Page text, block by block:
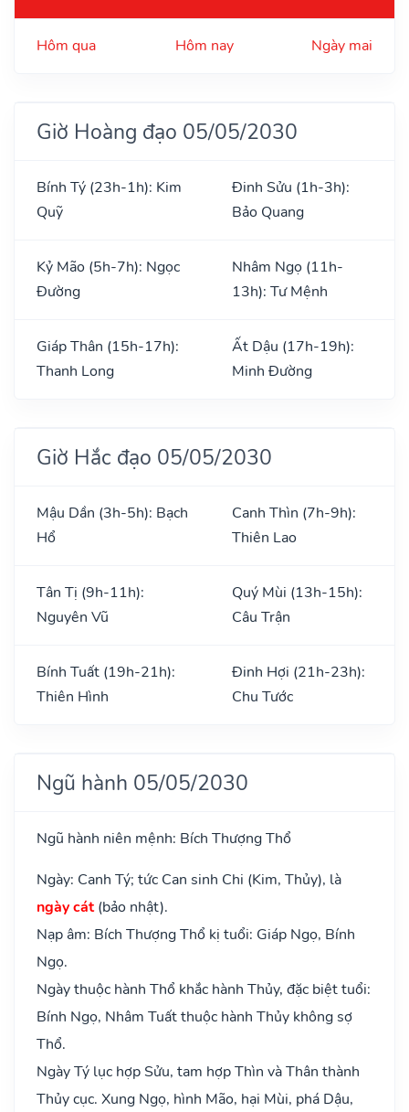
Hôm qua Hôm nay Ngày mai
Giờ Hoàng đạo 05/05/2030
Bính Tý (23h-1h): Kim
Quỹ
Đinh Sửu (1h-3h):
Bảo Quang
Kỷ Mão (5h-7h): Ngọc
Đường
Nhâm Ngọ (11h-
13h): Tư Mệnh
Giáp Thân (15h-17h):
Thanh Long
Ất Dậu (17h-19h):
Minh Đường
Giờ Hắc đạo 05/05/2030
Mậu Dần (3h-5h): Bạch
Hổ
Canh Thìn (7h-9h):
Thiên Lao
Tân Tị (9h-11h):
Nguyên Vũ
Quý Mùi (13h-15h):
Câu Trận
Bính Tuất (19h-21h):
Thiên Hình
Đinh Hợi (21h-23h):
Chu Tước
Ngũ hành 05/05/2030
Ngũ hành niên mệnh: Bích Thượng Thổ
Ngày: Canh Tý; tức Can sinh Chi (Kim, Thủy), là
ngày cát(bảo nhật).
Nạp âm: Bích Thượng Thổ kị tuổi: Giáp Ngọ, Bính
Ngọ.
Ngày thuộc hành Thổ khắc hành Thủy, đặc biệt tuổi:
Bính Ngọ, Nhâm Tuất thuộc hành Thủy không sợ
Thổ.
Ngày Tý lục hợp Sửu, tam hợp Thìn và Thân thành
Thủy cục. Xung Ngọ, hình Mão, hại Mùi, phá Dậu,